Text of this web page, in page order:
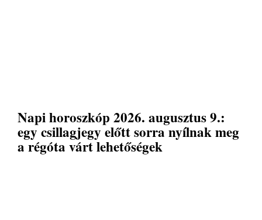
Napi horoszkóp 2026. augusztus 9.:
egy csillagjegy előtt sorra nyílnak meg
a régóta várt lehetőségek